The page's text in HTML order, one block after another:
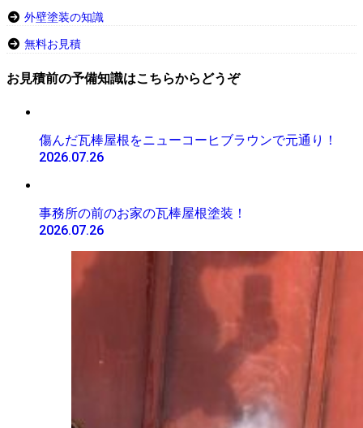
外壁塗装の知識
無料お見積
お見積前の予備知識はこちらからどうぞ
傷んだ瓦棒屋根をニューコーヒブラウンで元通り！
2026.07.26
事務所の前のお家の瓦棒屋根塗装！
2026.07.26